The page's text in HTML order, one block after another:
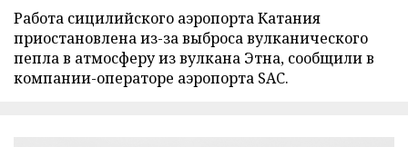
Работа сицилийского аэропорта Катания
приостановлена из-за выброса вулканического
пепла в атмосферу из вулкана Этна, сообщили в
компании-операторе аэропорта SAC.